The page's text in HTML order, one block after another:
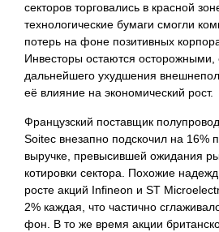
секторов торговались в красной
технологические бумаги смогли
потерь на фоне позитивных
Инвесторы остаются осторожными,
дальнейшего ухудшения
её влияние на экономический рост.
Французский поставщик
Soitec внезапно подскочил на 16%
выручке, превысившей ожидания
котировки сектора. Похожие
росте акций Infineon и ST
2% каждая, что частично
фон. В то же время акции